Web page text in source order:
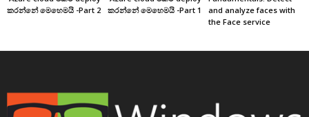
කරන්නේ මෙහෙමයි -Part 2
කරන්නේ මෙහෙමයි -Part 1
and analyze faces with
the Face service